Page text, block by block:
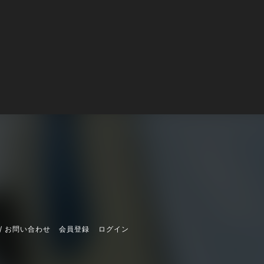
お問い合わせ 会員登録 ログイン